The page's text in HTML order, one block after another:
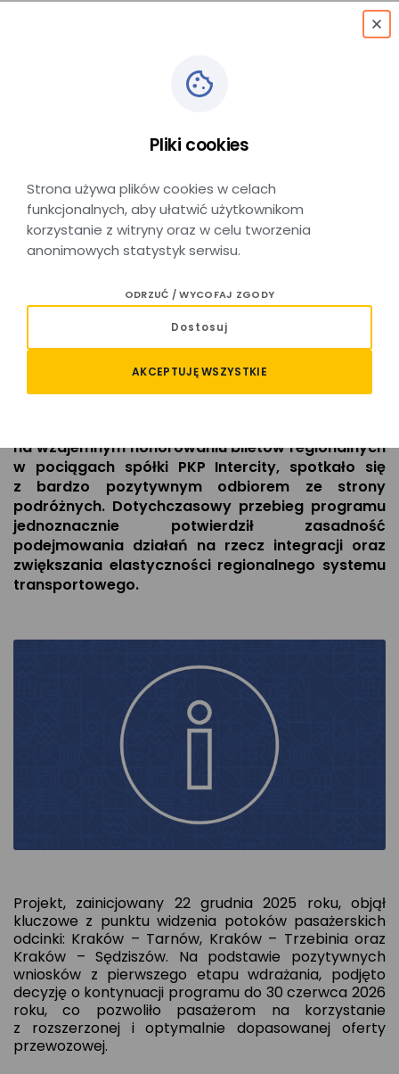
Zmiany w honorowaniu
biletów okresowych KMŁ
w wybranych
pociągach PKP Intercity
DATA DODANIA: 29 CZERWCA 2026
Zbliża się do końca zaplanowany okres realizacji
projektu pilotażowego, mającego na celu
usprawnienie codziennych dojazdów do pracy
na wzajemnym honorowaniu biletów regionalnych
w pociągach spółki PKP Intercity, spotkało się
z bardzo pozytywnym odbiorem ze strony
podróżnych. Dotychczasowy przebieg programu
jednoznacznie potwierdził zasadność
podejmowania działań na rzecz integracji oraz
zwiększania elastyczności regionalnego systemu
transportowego.
Projekt, zainicjowany 22 grudnia 2025 roku, objął
kluczowe z punktu widzenia potoków pasażerskich
odcinki: Kraków – Tarnów, Kraków – Trzebinia oraz
Kraków – Sędziszów. Na podstawie pozytywnych
wniosków z pierwszego etapu wdrażania, podjęto
decyzję o kontynuacji programu do 30 czerwca 2026
roku, co pozwoliło pasażerom na korzystanie
z rozszerzonej i optymalnie dopasowanej oferty
przewozowej.
Pliki cookies
Strona używa plików cookies w celach
funkcjonalnych, aby ułatwić użytkownikom
korzystanie z witryny oraz w celu tworzenia
anonimowych statystyk serwisu.
ODRZUĆ / WYCOFAJ ZGODY
Dostosuj
AKCEPTUJĘ WSZYSTKIE